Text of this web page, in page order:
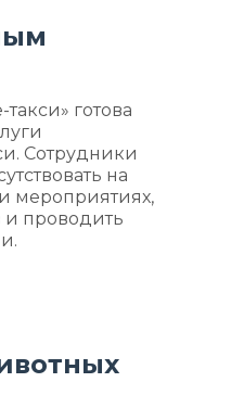
готова
Сотрудники
на
мероприятиях,
и проводить